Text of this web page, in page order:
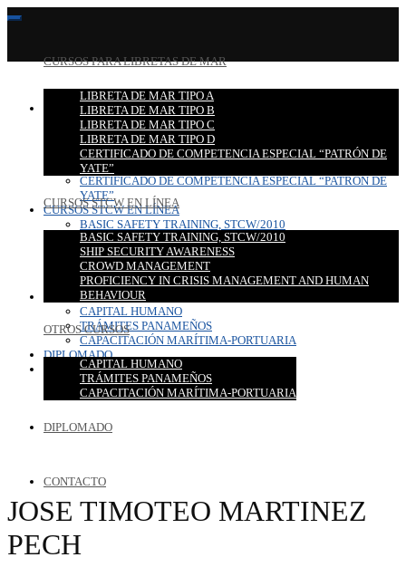
CURSOS PARA LIBRETAS DE MAR
LIBRETA DE MAR TIPO A
LIBRETA DE MAR TIPO B
LIBRETA DE MAR TIPO C
LIBRETA DE MAR TIPO D
CERTIFICADO DE COMPETENCIA ESPECIAL “PATRÓN DE
YATE”
CURSOS STCW EN LÍNEA
BASIC SAFETY TRAINING, STCW/2010
SHIP SECURITY AWARENESS
CROWD MANAGEMENT
PROFICIENCY IN CRISIS MANAGEMENT AND HUMAN
BEHAVIOUR
OTROS CURSOS
CAPITAL HUMANO
TRÁMITES PANAMEÑOS
CAPACITACIÓN MARÍTIMA-PORTUARIA
DIPLOMADO
CONTACTO
CURSOS PARA LIBRETAS DE MAR
LIBRETA DE MAR TIPO A
LIBRETA DE MAR TIPO B
LIBRETA DE MAR TIPO C
LIBRETA DE MAR TIPO D
CERTIFICADO DE COMPETENCIA ESPECIAL “PATRÓN DE
YATE”
CURSOS STCW EN LÍNEA
BASIC SAFETY TRAINING, STCW/2010
SHIP SECURITY AWARENESS
CROWD MANAGEMENT
PROFICIENCY IN CRISIS MANAGEMENT AND HUMAN
BEHAVIOUR
OTROS CURSOS
CAPITAL HUMANO
TRÁMITES PANAMEÑOS
CAPACITACIÓN MARÍTIMA-PORTUARIA
DIPLOMADO
CONTACTO
JOSE TIMOTEO MARTINEZ
PECH